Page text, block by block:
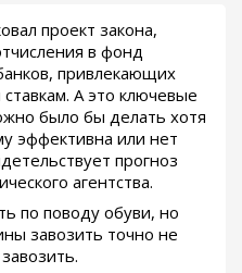
проект закона,
в фонд
привлекающих
А это ключевые
было бы делать хотя
эффективна или нет
прогноз
агентства.
по поводу обуви, но
завозить точно не